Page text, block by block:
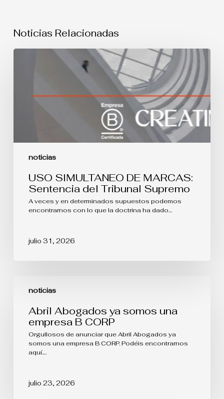
Noticias Relacionadas
noticias
USO
USO SIMULTANEO DE MARCAS:
Sentencia del Tribunal Supremo
A veces y en determinados supuestos podemos
encontrarnos con lo que la doctrina ha dado…
julio 31, 2026
noticias
Abogados
somos
empresa
CORP
Abril Abogados ya somos una
empresa B CORP
Orgullosos de anunciar que Abril Abogados ya
somos una empresa B CORP. Podéis encontrarnos
aquí.…
julio 23, 2026